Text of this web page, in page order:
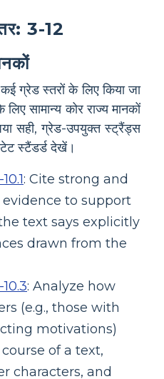
3-12
ग्रेड स्तरों के लिए किया जा
सामान्य कोर राज्य मानकों
सही, ग्रेड-उपयुक्त स्ट्रैंड्स
स्टैंडर्ड देखें।
: Cite strong and
to support
text says explicitly
drawn from the
: Analyze how
(e.g., those with
motivations)
of a text,
characters, and